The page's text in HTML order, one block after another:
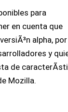
para
en cuenta que
alpha,
y
de
Mozilla.